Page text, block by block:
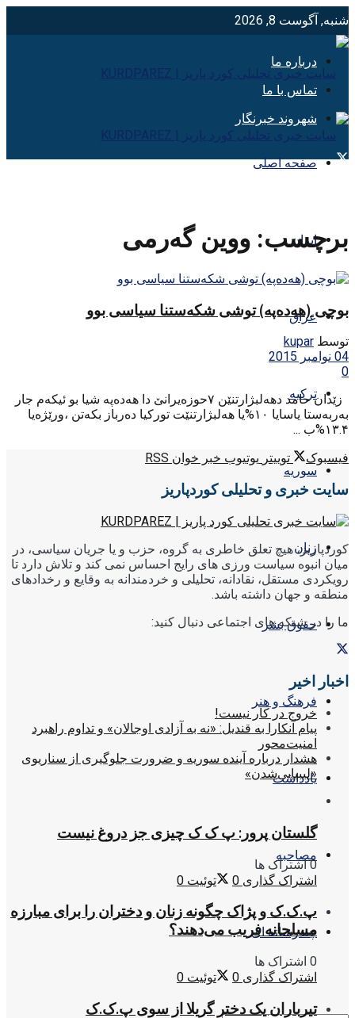
شنبه, آگوست 8, 2026
درباره ما
تماس با ما
شهروند خبرنگار
صفحه اصلی
ایران
عراق
ترکیه
سوریه
زنان
حقوق بشر
فرهنگ و هنر
یادداشت
مصاحبه
چندرسانه ای
برچسب: ووین گەرمی
بوچی (ھەدەپە) توشی شکەستنا سیاسی بوو
توسط kupar
04 نوامبر 2015
0
زێدان حامد دھەلبژارتنێن ۷حوزەیرانێ دا ھەدەپە شیا بو ئیکەم جار
بەربەستا یاسایا ۱٠%یا ھەلبژارتنێت تورکیا دەرباز بکەتن ،ورێژەیا
۱۳.۴%ب ...
فیسبوک
توییتر یوتیوب خبر خوان RSS
سایت خبری و تحلیلی کوردپاریز
کوردپاریز، هیچ تعلق خاطری به گروه، حزب و یا جریان سیاسی، در
میان انبوه سیاست ورزی های رایج احساس نمی کند و تلاش دارد تا
رویکردی مستقل، نقادانه، تحلیلی و خردمندانه به وقایع و رخدادهای
منطقه و جهان داشته باشد.
ما را در شبکه های اجتماعی دنبال کنید:
اخبار اخیر
خروج در کار نیست!
پیام آنکارا به قندیل: «نه به آزادی اوجالان» و تداوم راهبرد
امنیت‌محور
هشدار درباره آینده سوریه و ضرورت جلوگیری از سناریوی
«لیبیایی‌شدن»
گلستان پرور: پ ک ک چیزی جز دروغ نیست
0 اشتراک ها
اشتراک گذاری 0 توئیت 0
پ.ک.ک و پژاک چگونه زنان و دختران را برای مبارزه
مسلحانه فریب می‌دهند؟
0 اشتراک ها
اشتراک گذاری 0 توئیت 0
تیرباران یک دختر گریلا از سوی پ.ک.ک